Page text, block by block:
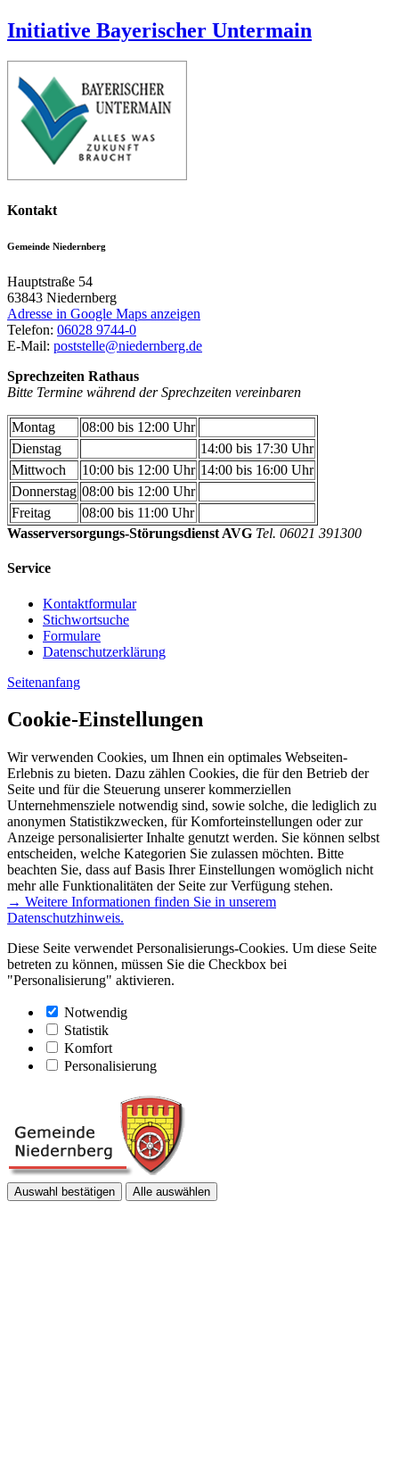
Initiative Bayerischer Untermain
Kontakt
Gemeinde Niedernberg
Hauptstraße 54
63843 Niedernberg
Adresse in Google Maps anzeigen
Telefon: 06028 9744-0
E-Mail: poststelle@niedernberg.de
Sprechzeiten Rathaus
Bitte Termine während der Sprechzeiten vereinbaren
Montag
08:00 bis 12:00 Uhr
Dienstag
14:00 bis 17:30 Uhr
Mittwoch
10:00 bis 12:00 Uhr 14:00 bis 16:00 Uhr
Donnerstag 08:00 bis 12:00 Uhr
Freitag
08:00 bis 11:00 Uhr
Wasserversorgungs-Störungsdienst AVG Tel. 06021 391300
Service
Kontaktformular
Stichwortsuche
Formulare
Datenschutzerklärung
Seitenanfang
Cookie-Einstellungen
Wir verwenden Cookies, um Ihnen ein optimales Webseiten-
Erlebnis zu bieten. Dazu zählen Cookies, die für den Betrieb der
Seite und für die Steuerung unserer kommerziellen
Unternehmensziele notwendig sind, sowie solche, die lediglich zu
anonymen Statistikzwecken, für Komforteinstellungen oder zur
Anzeige personalisierter Inhalte genutzt werden. Sie können selbst
entscheiden, welche Kategorien Sie zulassen möchten. Bitte
beachten Sie, dass auf Basis Ihrer Einstellungen womöglich nicht
mehr alle Funktionalitäten der Seite zur Verfügung stehen.
→ Weitere Informationen finden Sie in unserem
Datenschutzhinweis.
Diese Seite verwendet Personalisierungs-Cookies. Um diese Seite
betreten zu können, müssen Sie die Checkbox bei
"Personalisierung" aktivieren.
Notwendig
Statistik
Komfort
Personalisierung
Auswahl bestätigen Alle auswählen